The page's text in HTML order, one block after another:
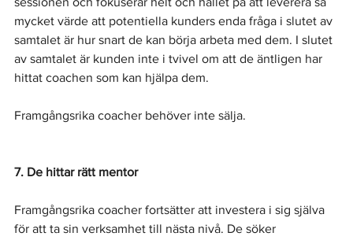
mycket värde att potentiella kunders enda fråga i slutet av
samtalet är hur snart de kan börja arbeta med dem. I slutet
av samtalet är kunden inte i tvivel om att de äntligen har
hittat coachen som kan hjälpa dem.
Framgångsrika coacher behöver inte sälja.
7. De hittar rätt mentor
Framgångsrika coacher fortsätter att investera i sig själva
för att ta sin verksamhet till nästa nivå. De söker